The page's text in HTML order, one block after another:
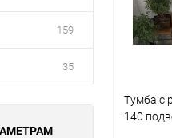
159
35
В
Тумба с
140